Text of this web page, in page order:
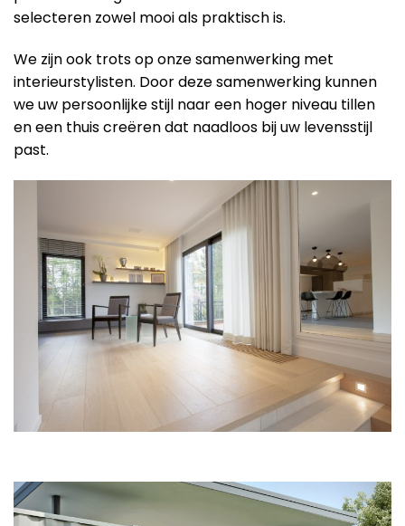
selecteren zowel mooi als praktisch is.
We zijn ook trots op onze samenwerking met
interieurstylisten. Door deze samenwerking kunnen
we uw persoonlijke stijl naar een hoger niveau tillen
en een thuis creëren dat naadloos bij uw levensstijl
past.